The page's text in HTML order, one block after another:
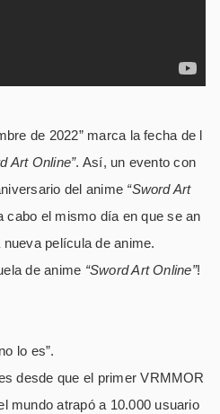
de 2022” marca la fecha de l
Art Online”. Así, un evento con
del anime “Sword Art
cabo el mismo día en que se an
película de anime.
de anime “Sword Art Online”!
lo es”.
desde que el primer VRMMOR
mundo atrapó a 10.000 usuario